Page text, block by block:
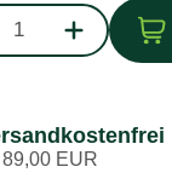
EUR